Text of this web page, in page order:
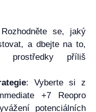
se, jaký
a dbejte na to,
prostředky příliš
: Vyberte si z
+7 Reopro
potenciálních